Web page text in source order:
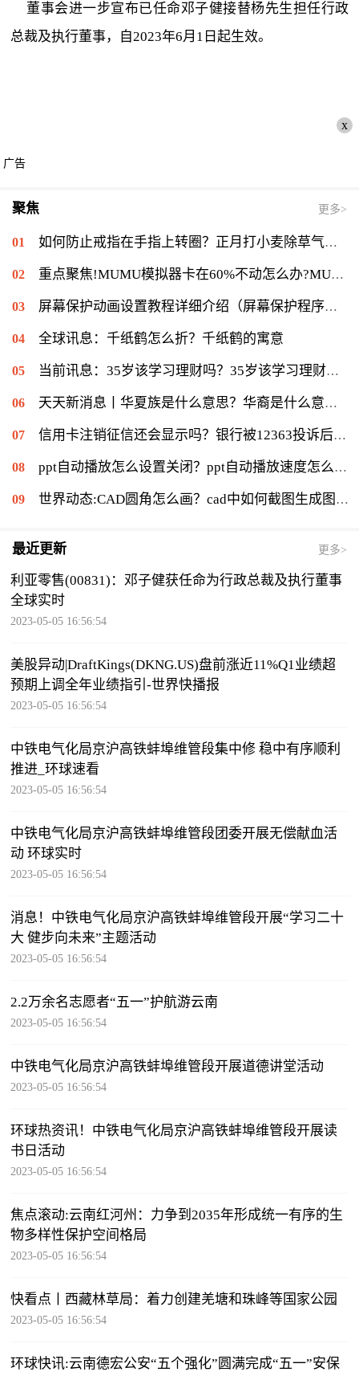
董事会进一步宣布已任命邓子健接替杨先生担任行政
总裁及执行董事，自2023年6月1日起生效。
x
广告
聚焦 更多>
如何防止戒指在手指上转圈？正月打小麦除草气温多少能打？ 全球短讯
重点聚焦!MUMU模拟器卡在60%不动怎么办?MUMU模拟器卡在60%的解决流程
屏幕保护动画设置教程详细介绍（屏幕保护程序等待时间怎么设置）|当前速读
全球讯息：千纸鹤怎么折？千纸鹤的寓意
当前讯息：35岁该学习理财吗？35岁该学习理财会不会太迟？
天天新消息丨华夏族是什么意思？华裔是什么意思：华侨在侨居国生下的子女
信用卡注销征信还会显示吗？银行被12363投诉后果是什么？|环球通讯
ppt自动播放怎么设置关闭？ppt自动播放速度怎么调慢？ 世界报资讯
世界动态:CAD圆角怎么画？cad中如何截图生成图片？
最近更新 更多>
利亚零售(00831)：邓子健获任命为行政总裁及执行董事
全球实时
2023-05-05 16:56:54
美股异动|DraftKings(DKNG.US)盘前涨近11%Q1业绩超
预期上调全年业绩指引-世界快播报
2023-05-05 16:56:54
中铁电气化局京沪高铁蚌埠维管段集中修 稳中有序顺利
推进_环球速看
2023-05-05 16:56:54
中铁电气化局京沪高铁蚌埠维管段团委开展无偿献血活
动 环球实时
2023-05-05 16:56:54
消息！中铁电气化局京沪高铁蚌埠维管段开展“学习二十
大 健步向未来”主题活动
2023-05-05 16:56:54
2.2万余名志愿者“五一”护航游云南
2023-05-05 16:56:54
中铁电气化局京沪高铁蚌埠维管段开展道德讲堂活动
2023-05-05 16:56:54
环球热资讯！中铁电气化局京沪高铁蚌埠维管段开展读
书日活动
2023-05-05 16:56:54
焦点滚动:云南红河州：力争到2035年形成统一有序的生
物多样性保护空间格局
2023-05-05 16:56:54
快看点丨西藏林草局：着力创建羌塘和珠峰等国家公园
2023-05-05 16:56:54
环球快讯:云南德宏公安“五个强化”圆满完成“五一”安保